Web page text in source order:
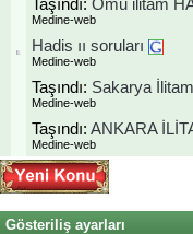
Taşındı: Omu ilitam
Medine-web
Hadis ıı soruları
Medine-web
Taşındı: Sakarya
Medine-web
Taşındı: ANKARA
Medine-web
Gösteriliş ayarları